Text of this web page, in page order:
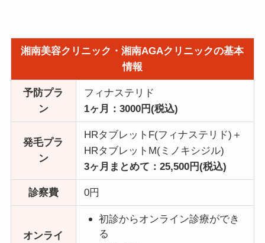
湘南美容クリニック・湘南AGAクリニックの基本
情報
予防プラ
ン
フィナステリド
1ヶ月：3000円(税込)
発毛プラ
ン
HRタブレットF(フィナステリド)＋
HRタブレットM(ミノキシジル)
3ヶ月まとめて：25,500円(税込)
診察費 0円
オンライ
初診からオンライン診療ができ
る